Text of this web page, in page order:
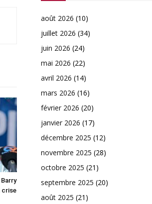
crise
août 2026 (10)
juillet 2026 (34)
juin 2026 (24)
mai 2026 (22)
avril 2026 (14)
mars 2026 (16)
février 2026 (20)
janvier 2026 (17)
décembre 2025 (12)
novembre 2025 (28)
octobre 2025 (21)
septembre 2025 (20)
août 2025 (21)